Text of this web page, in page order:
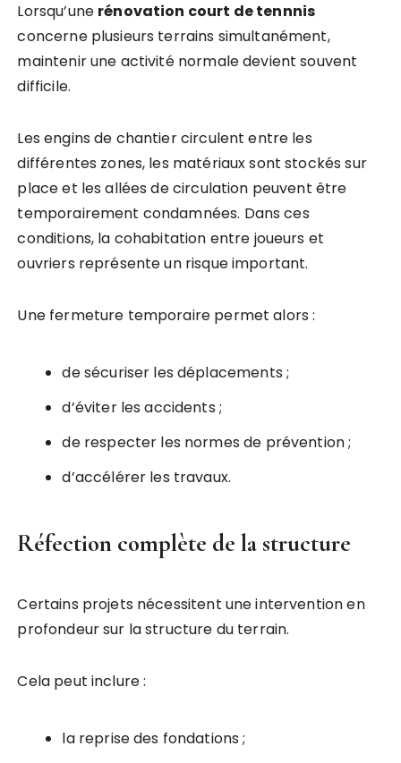
Lorsqu’une rénovation court de tennnis
concerne plusieurs terrains simultanément,
maintenir une activité normale devient souvent
difficile.
Les engins de chantier circulent entre les
différentes zones, les matériaux sont stockés sur
place et les allées de circulation peuvent être
temporairement condamnées. Dans ces
conditions, la cohabitation entre joueurs et
ouvriers représente un risque important.
Une fermeture temporaire permet alors :
de sécuriser les déplacements ;
d’éviter les accidents ;
de respecter les normes de prévention ;
d’accélérer les travaux.
Réfection complète de la structure
Certains projets nécessitent une intervention en
profondeur sur la structure du terrain.
Cela peut inclure :
la reprise des fondations ;